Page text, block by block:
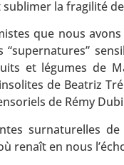
la fragilité
que nous
“supernatures”
et légumes de
de Beatriz
de Rémy
surnaturelles
renaît en nous